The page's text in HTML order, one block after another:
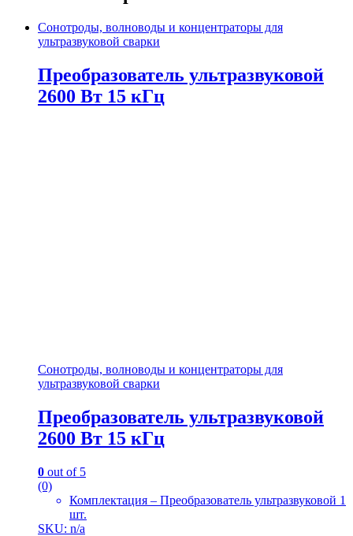
Сонотроды, волноводы и концентраторы для
ультразвуковой сварки
Преобразователь ультразвуковой
2600 Вт 15 кГц
Сонотроды, волноводы и концентраторы для
ультразвуковой сварки
Преобразователь ультразвуковой
2600 Вт 15 кГц
0 out of 5
(0)
Комплектация – Преобразователь ультразвуковой 1
шт.
SKU: n/a